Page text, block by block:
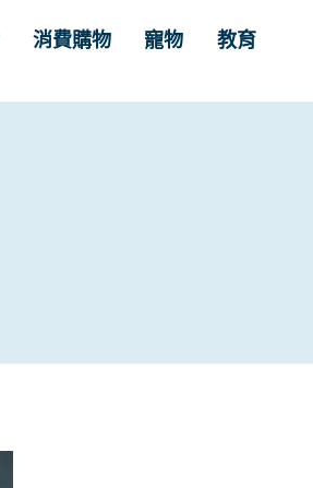
消費購物 寵物 教育